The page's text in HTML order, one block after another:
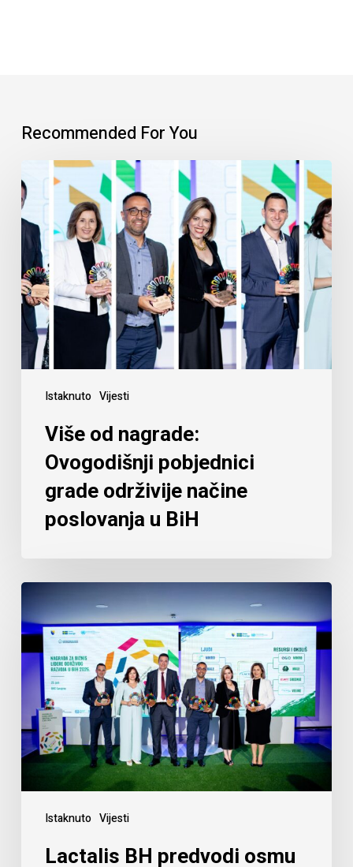
Recommended For You
Istaknuto Vijesti
Više od nagrade:
Ovogodišnji pobjednici
grade održivije načine
poslovanja u BiH
Istaknuto Vijesti
Lactalis BH predvodi osmu